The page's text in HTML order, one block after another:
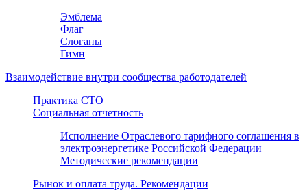
Эмблема
Флаг
Слоганы
Гимн
Взаимодействие внутри сообщества работодателей
Практика СТО
Социальная отчетность
Исполнение Отраслевого тарифного соглашения в
электроэнергетике Российской Федерации
Методические рекомендации
Рынок и оплата труда. Рекомендации